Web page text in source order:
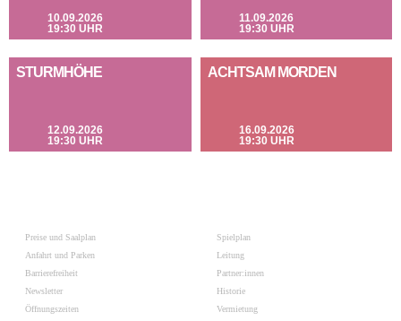
10.09.2026
19:30 UHR
11.09.2026
19:30 UHR
STURMHÖHE
12.09.2026
19:30 UHR
ACHTSAM MORDEN
16.09.2026
19:30 UHR
Preise und Saalplan
Anfahrt und Parken
Barrierefreiheit
Newsletter
Öffnungszeiten
Spielplan
Leitung
Partner:innen
Historie
Vermietung